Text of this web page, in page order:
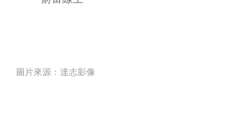
圖片來源：達志影像